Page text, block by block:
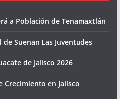
a Población de Tenamaxtlán
de Suenan Las Juventudes
de Jalisco 2026
Crecimiento en Jalisco